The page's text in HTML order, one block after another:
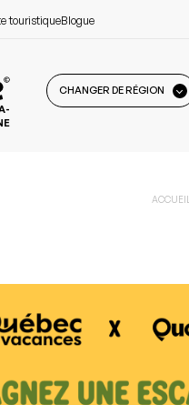
touristiqueBlogue
CHANGER DE RÉGION
ACCUEIL